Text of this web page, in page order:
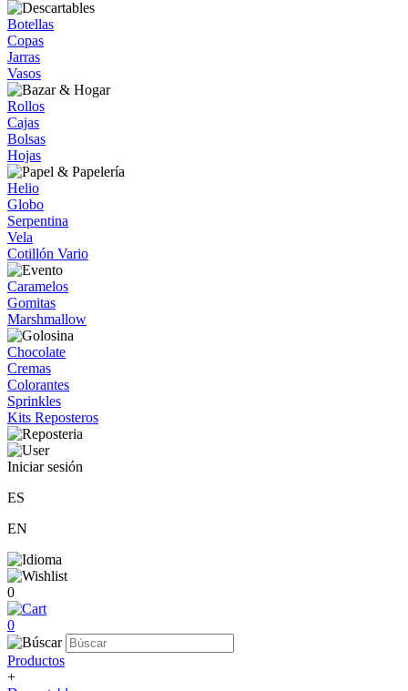
Botellas
Copas
Jarras
Vasos
Rollos
Cajas
Bolsas
Hojas
Helio
Globo
Serpentina
Vela
Cotillón Vario
Caramelos
Gomitas
Marshmallow
Chocolate
Cremas
Colorantes
Sprinkles
Kits Reposteros
Iniciar sesión
ES
EN
0
0
Productos
+